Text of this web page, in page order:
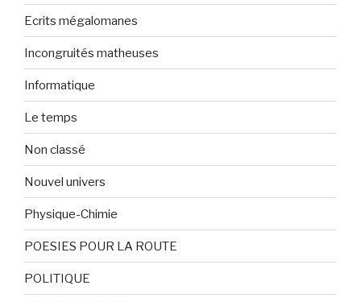
Ecrits mégalomanes
Incongruités matheuses
Informatique
Le temps
Non classé
Nouvel univers
Physique-Chimie
POESIES POUR LA ROUTE
POLITIQUE